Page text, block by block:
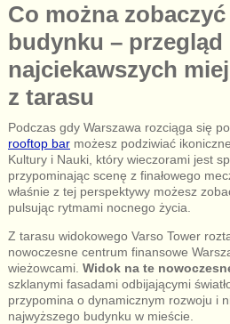
Co można
budynku – przegląd
najciekawszych
z tarasu
Podczas gdy Warszawa rozciąga się
rooftop barmożesz podziwiać
Kultury i Nauki, który wieczorami jest
przypominając scenę z finałowego
właśnie z tej perspektywy możesz
pulsując rytmami nocnego życia.
Z tarasu widokowego Varso Tower
nowoczesne centrum finansowe
wieżowcami. Widok na te
szklanymi fasadami odbijającymi
przypomina o dynamicznym rozwoju i
najwyższego budynku w mieście.